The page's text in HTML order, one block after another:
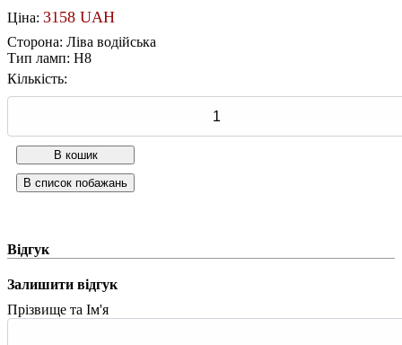
Ціна: 3158 UAH
Сторона: Ліва водійська
Тип ламп: H8
Кількість:
Відгук
Залишити відгук
Прізвище та Ім'я